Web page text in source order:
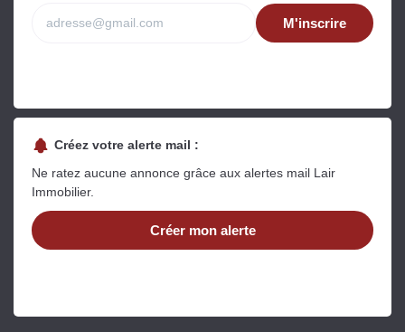
M'inscrire
Créez votre alerte mail :
Ne ratez aucune annonce grâce aux alertes mail Lair
Immobilier.
Créer mon alerte